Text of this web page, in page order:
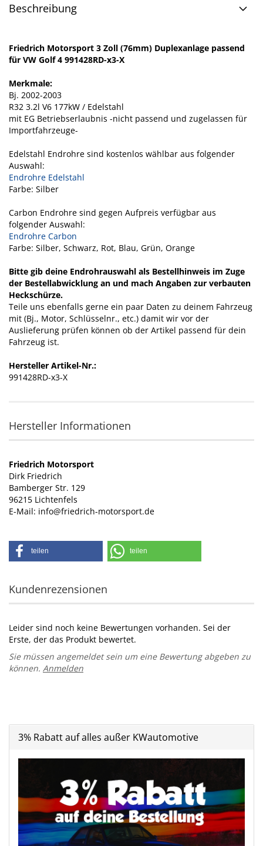
Beschreibung
Friedrich Motorsport 3 Zoll (76mm) Duplexanlage passend
für VW Golf 4 991428RD-x3-X
Merkmale:
Bj. 2002-2003
R32 3.2l V6 177kW / Edelstahl
mit EG Betriebserlaubnis -nicht passend und zugelassen für
Importfahrzeuge-
Edelstahl Endrohre sind kostenlos wählbar aus folgender
Auswahl:
Endrohre Edelstahl
Farbe: Silber
Carbon Endrohre sind gegen Aufpreis verfügbar aus
folgender Auswahl:
Endrohre Carbon
Farbe: Silber, Schwarz, Rot, Blau, Grün, Orange
Bitte gib deine Endrohrauswahl als Bestellhinweis im Zuge
der Bestellabwicklung an und mach Angaben zur verbauten
Heckschürze.
Teile uns ebenfalls gerne ein paar Daten zu deinem Fahrzeug
mit (Bj., Motor, Schlüsselnr., etc.) damit wir vor der
Auslieferung prüfen können ob der Artikel passend für dein
Fahrzeug ist.
Hersteller Artikel-Nr.:
991428RD-x3-X
Hersteller Informationen
Friedrich Motorsport
Dirk Friedrich
Bamberger Str. 129
96215 Lichtenfels
E-Mail: info@friedrich-motorsport.de
teilen teilen
Kundenrezensionen
Leider sind noch keine Bewertungen vorhanden. Sei der
Erste, der das Produkt bewertet.
Sie müssen angemeldet sein um eine Bewertung abgeben zu
können. Anmelden
3% Rabatt auf alles außer KWautomotive